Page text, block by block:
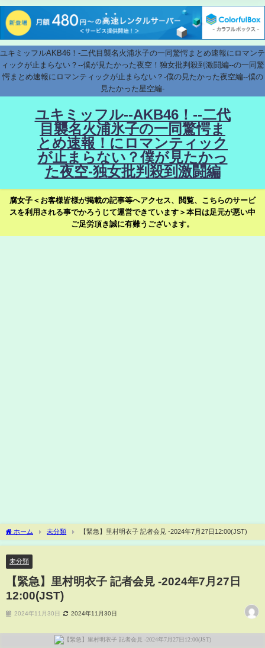
ユキミッフルAKB46！-二代目襲名火浦氷子の一同驚愕まとめ速報にロマンテ
ィックが止まらない？--僕が見たかった夜空！独女批判殺到激闘編--の一同驚
愕まとめ速報にロマンティックが止まらない？-僕の見たかった夜空編--僕の
見たかった星空編-
ユキミッフル--AKB46！--二代
目襲名火浦氷子の一同驚愕ま
とめ速報！にロマンティック
が止まらない？僕が見たかっ
た夜空-独女批判殺到激闘編
腐女子＜お客様皆様が掲載の記事等へアクセス、閲覧、こちらのサービ
スを利用される事でかろうじて運営できています＞本日は足元が悪い中
ご足労頂き誠に有難うございます。
ホーム 未分類 【緊急】里村明衣子 記者会見 -2024年7月27日12:00(JST)
未分類
【緊急】里村明衣子 記者会見 -2024年7月27日
12:00(JST)
2024年11月30日 2024年11月30日